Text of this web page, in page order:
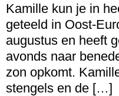
Kamille kun je in
geteeld in Oost-
augustus en heeft
avonds naar
zon opkomt.
stengels en de […]